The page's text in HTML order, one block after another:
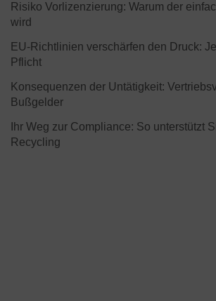
Risiko Vorlizenzierung: Warum der
wird
EU-Richtlinien verschärfen den Druck:
Pflicht
Konsequenzen der Untätigkeit:
Bußgelder
Ihr Weg zur Compliance: So unterstützt
Recycling